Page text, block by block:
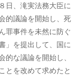
日、滝実法務大臣に
的議論を開始し、死
罪事件を未然に防ぐ
」を提出して、国に
的な議論を開始し、
とを改めて求めたと